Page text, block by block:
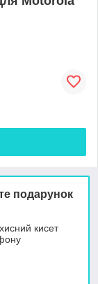
подарунок
кисет